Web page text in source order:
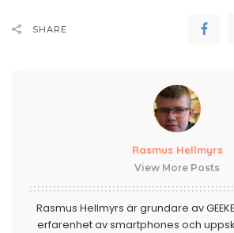
SHARE
Rasmus Hellmyrs
View More Posts
Rasmus Hellmyrs är grundare av
erfarenhet av smartphones och